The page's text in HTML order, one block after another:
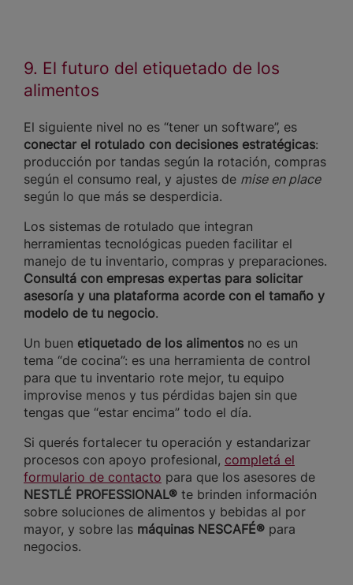
9. El futuro del etiquetado de los
alimentos
El siguiente nivel no es “tener un software”, es
conectar el rotulado con decisiones estratégicas:
producción por tandas según la rotación, compras
según el consumo real, y ajustes de mise en place
según lo que más se desperdicia.
Los sistemas de rotulado que integran
herramientas tecnológicas pueden facilitar el
manejo de tu inventario, compras y preparaciones.
Consultá con empresas expertas para solicitar
asesoría y una plataforma acorde con el tamaño y
modelo de tu negocio.
Un buen etiquetado de los alimentos no es un
tema “de cocina”: es una herramienta de control
para que tu inventario rote mejor, tu equipo
improvise menos y tus pérdidas bajen sin que
tengas que “estar encima” todo el día.
Si querés fortalecer tu operación y estandarizar
procesos con apoyo profesional, completá el
formulario de contacto para que los asesores de
NESTLÉ PROFESSIONAL® te brinden información
sobre soluciones de alimentos y bebidas al por
mayor, y sobre las máquinas NESCAFÉ® para
negocios.